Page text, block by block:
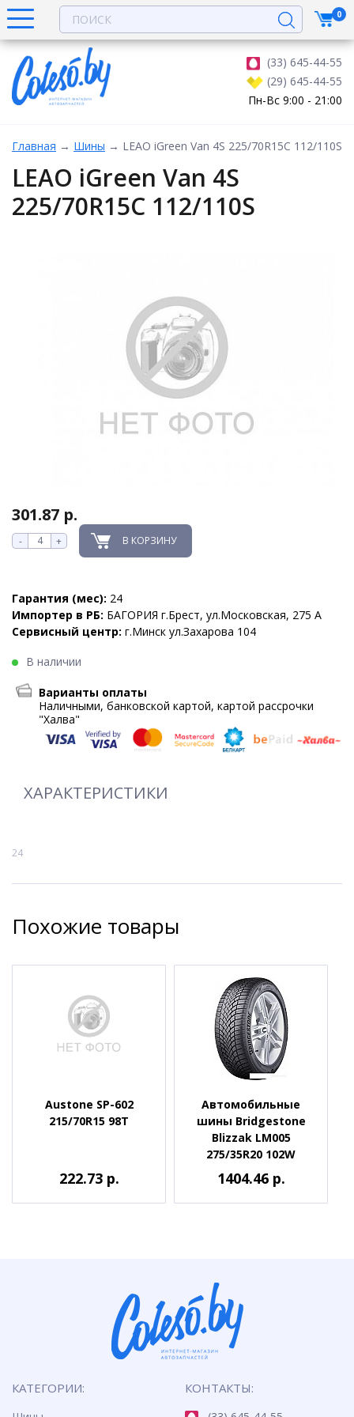
(33) 645-44-55
(29) 645-44-55
Пн-Вс 9:00 - 21:00
0
Главная → Шины → LEAO iGreen Van 4S 225/70R15C 112/110S
LEAO iGreen Van 4S
225/70R15C 112/110S
301.87 р.
- + В КОРЗИНУ
Гарантия (мес): 24
Импортер в РБ: БАГОРИЯ г.Брест, ул.Московская, 275 А
Сервисный центр: г.Минск ул.Захарова 104
В наличии
Варианты оплаты
Наличными, банковской картой, картой рассрочки
"Халва"
ХАРАКТЕРИСТИКИ
24
Похожие товары
Austone SP-602
215/70R15 98T
222.73 р.
Автомобильные
шины Bridgestone
Blizzak LM005
275/35R20 102W
1404.46 р.
КАТЕГОРИИ: КОНТАКТЫ: